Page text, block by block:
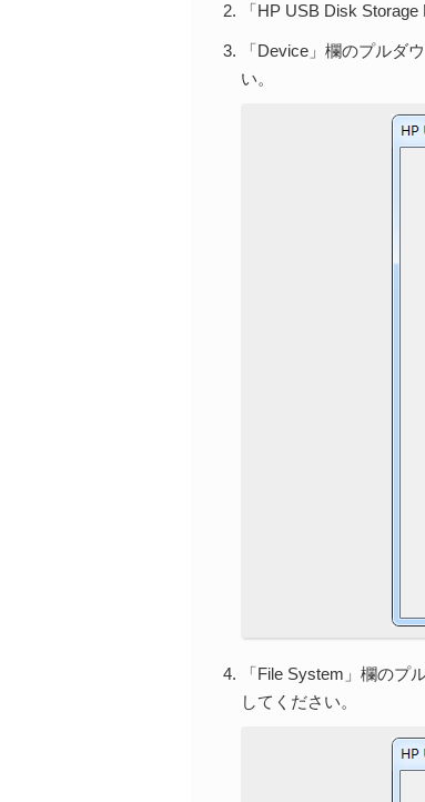
「HP USB Disk
「Device」欄のプルダ
い。
「File System」欄のプ
してください。